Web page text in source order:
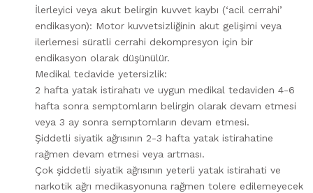
OMURGA KIRIKLARI
OMURILIK YARALANMASI
OMURILIK TÜMÖRLERI
İLETIŞIM
TÜRKÇE
İlerleyici veya akut belirgin kuvvet kaybı (‘acil cerrahi’
endikasyon): Motor kuvvetsizliğinin akut gelişimi veya
ilerlemesi süratli cerrahi dekompresyon için bir
endikasyon olarak düşünülür.
Medikal tedavide yetersizlik:
2 hafta yatak istirahatı ve uygun medikal tedaviden 4-6
hafta sonra semptomların belirgin olarak devam etmesi
veya 3 ay sonra semptomların devam etmesi.
Şiddetli siyatik ağrısının 2-3 hafta yatak istirahatine
rağmen devam etmesi veya artması.
Çok şiddetli siyatik ağrısının yeterli yatak istirahati ve
narkotik ağrı medikasyonuna rağmen tolere edilemeyecek